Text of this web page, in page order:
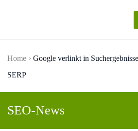
Home
Google verlinkt in
SERP
SEO-News